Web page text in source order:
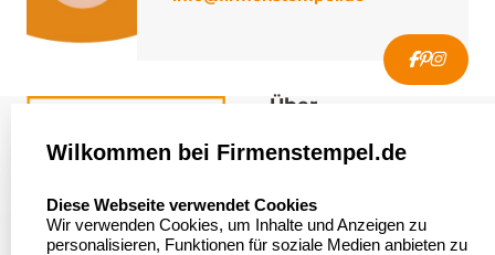
Asterlager Straße 97
47228 Duisburg
Über
Über uns
Bewerten Sie uns
Wilkommen bei Firmenstempel.de
Diese Webseite verwendet Cookies
Wir verwenden Cookies, um Inhalte und Anzeigen zu
personalisieren, Funktionen für soziale Medien anbieten zu